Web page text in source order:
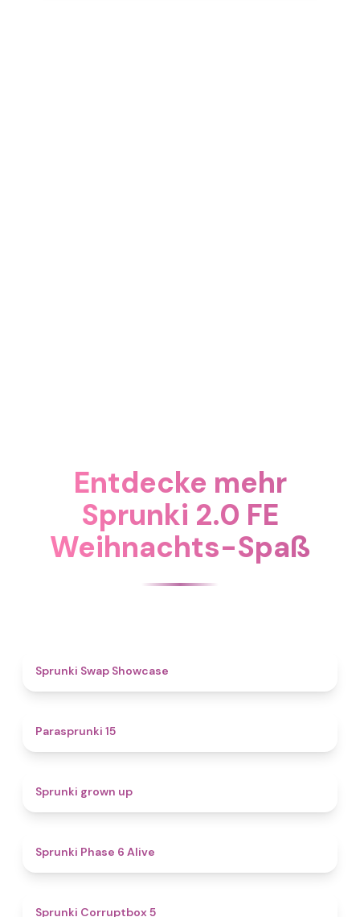
Entdecke mehr
Sprunki 2.0 FE
Weihnachts-Spaß
Sprunki Swap Showcase
Parasprunki 15
Sprunki grown up
Sprunki Phase 6 Alive
Sprunki Corruptbox 5